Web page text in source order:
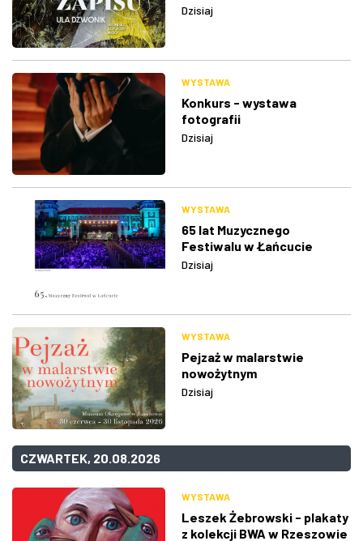
Dzisiaj
WYSTAWA
Konkurs - wystawa
fotografii
Dzisiaj
WYSTAWA
65 lat Muzycznego
Festiwalu w Łańcucie
Dzisiaj
WYSTAWA
Pejzaż w malarstwie
nowożytnym
Dzisiaj
CZWARTEK, 20.08.2026
WYSTAWA
Leszek Żebrowski - plakaty
z kolekcji BWA w Rzeszowie